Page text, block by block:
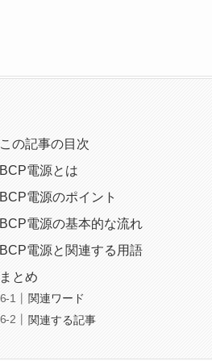
この記事の目次
BCP電源とは
BCP電源のポイント
BCP電源の基本的な流れ
BCP電源と関連する用語
まとめ
関連ワード
関連する記事